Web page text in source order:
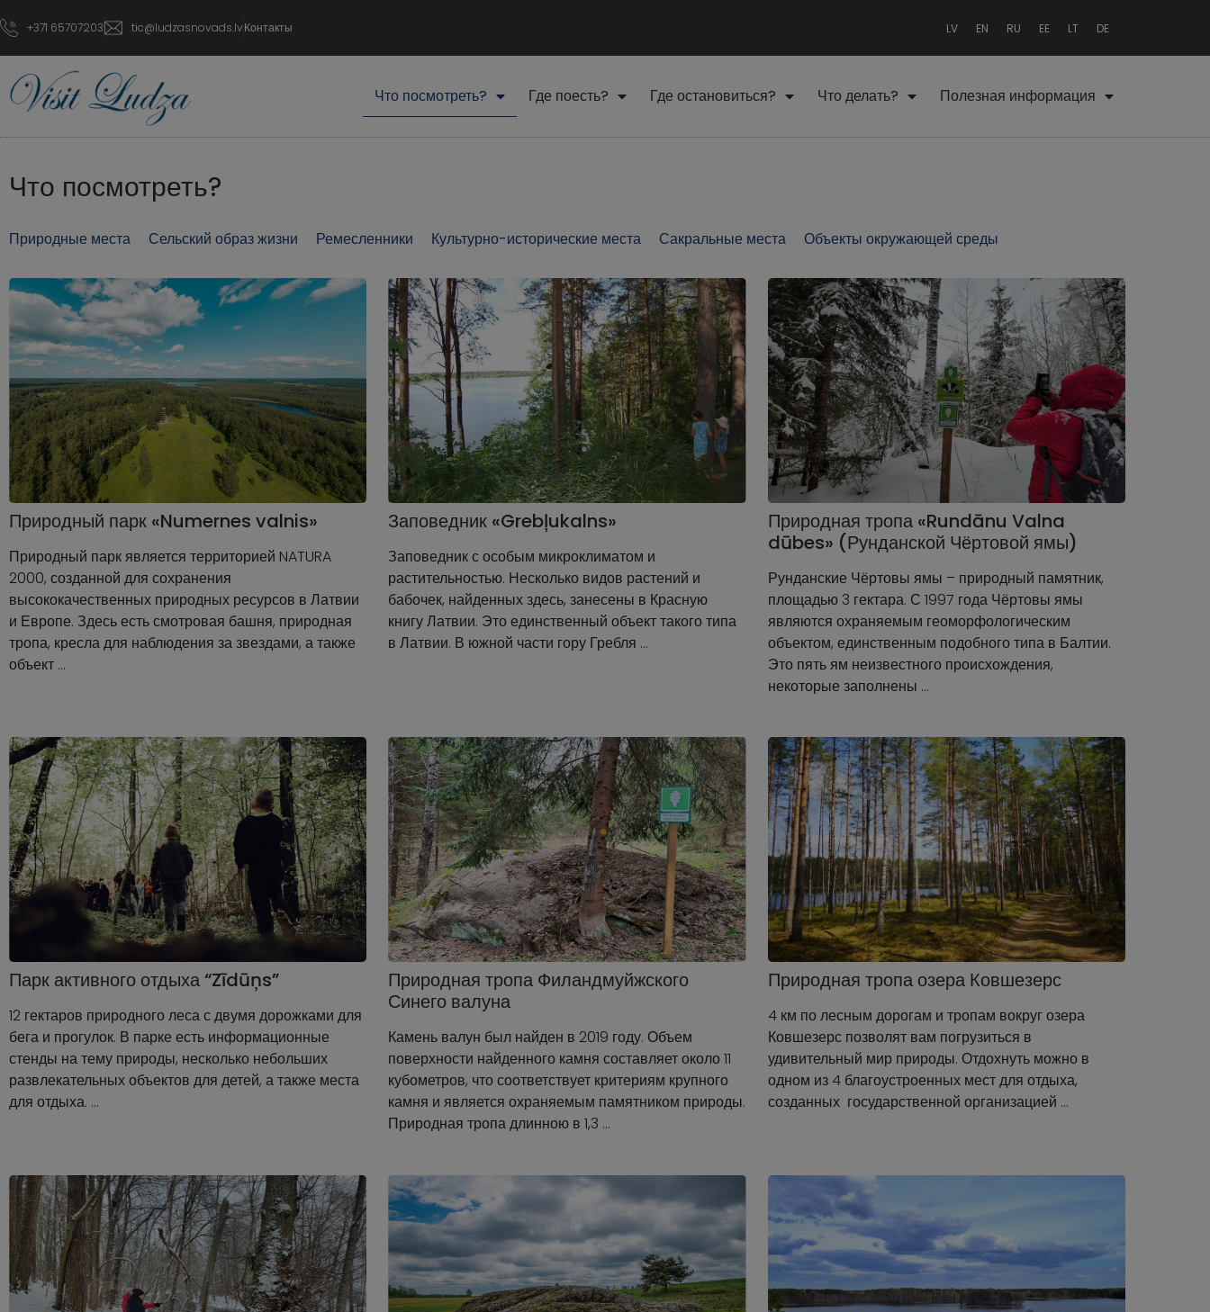
+371 65707203 tic@ludzasnovads.lvКонтакты LV EN RU EE LT DE
Что посмотреть? Где поесть? Где остановиться? Что делать? Полезная информация
Что посмотреть?
Природные места Сельский образ жизни Ремесленники Культурно-исторические места Сакральные места Объекты окружающей среды
Природный парк «Numernes valnis»
Природный парк является территорией NATURA
2000, созданной для сохранения
высококачественных природных ресурсов в Латвии
и Европе. Здесь есть смотровая башня, природная
тропа, кресла для наблюдения за звездами, а также
объект …
Заповедник «Grebļukalns»
Заповедник с особым микроклиматом и
растительностью. Несколько видов растений и
бабочек, найденных здесь, занесены в Красную
книгу Латвии. Это единственный объект такого типа
в Латвии. В южной части гору Гребля …
Природная тропа «Rundānu Valna
dūbes» (Рунданской Чёртовой ямы)
Рунданские Чёртовы ямы – природный памятник,
площадью 3 гектара. С 1997 года Чёртовы ямы
являются охраняемым геоморфологическим
объектом, единственным подобного типа в Балтии.
Это пять ям неизвестного происхождения,
некоторые заполнены …
Парк активного отдыха “Zīdūņs”
12 гектаров природного леса с двумя дорожками для
бега и прогулок. В парке есть информационные
стенды на тему природы, несколько небольших
развлекательных объектов для детей, а также места
для отдыха. …
Природная тропа Филандмуйжского
Синего валуна
Камень валун был найден в 2019 году. Объем
поверхности найденного камня составляет около 11
кубометров, что соответствует критериям крупного
камня и является охраняемым памятником природы.
Природная тропа длинною в 1,3 …
Природная тропа озера Ковшезерс
4 км по лесным дорогам и тропам вокруг озера
Ковшезерс позволят вам погрузиться в
удивительный мир природы. Отдохнуть можно в
одном из 4 благоустроенных мест для отдыха,
созданных государственной организацией …